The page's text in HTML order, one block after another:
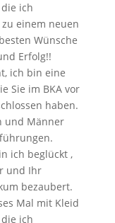
ich
einem neuen
Wünsche
Erfolg!!
ich bin eine
Sie im BKA vor
haben.
und Männer
ich beglückt ,
und Ihr
bezaubert.
Mal mit Kleid
ich